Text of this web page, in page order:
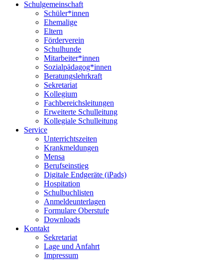
Schulgemeinschaft
Schüler*innen
Ehemalige
Eltern
Förderverein
Schulhunde
Mitarbeiter*innen
Sozialpädagog*innen
Beratungslehrkraft
Sekretariat
Kollegium
Fachbereichsleitungen
Erweiterte Schulleitung
Kollegiale Schulleitung
Service
Unterrichtszeiten
Krankmeldungen
Mensa
Berufseinstieg
Digitale Endgeräte (iPads)
Hospitation
Schulbuchlisten
Anmeldeunterlagen
Formulare Oberstufe
Downloads
Kontakt
Sekretariat
Lage und Anfahrt
Impressum